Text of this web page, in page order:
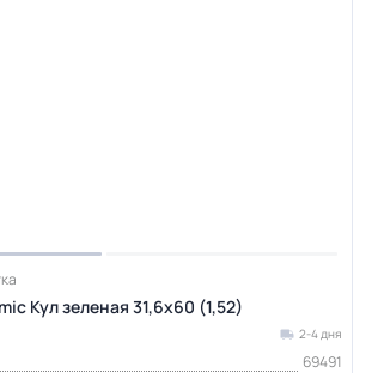
Кул зеленая 31,6x60 (1,52)
2-4 дня
69491